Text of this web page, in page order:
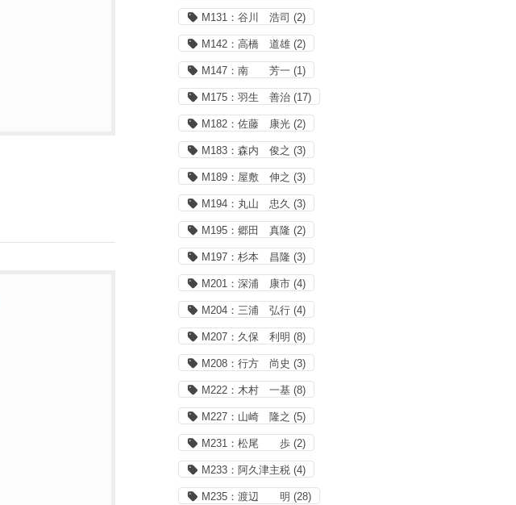
M131：谷川 浩司 (2)
M142：高橋 道雄 (2)
M147：南 芳一 (1)
M175：羽生 善治 (17)
M182：佐藤 康光 (2)
M183：森内 俊之 (3)
M189：屋敷 伸之 (3)
M194：丸山 忠久 (3)
M195：郷田 真隆 (2)
M197：杉本 昌隆 (3)
M201：深浦 康市 (4)
M204：三浦 弘行 (4)
M207：久保 利明 (8)
M208：行方 尚史 (3)
M222：木村 一基 (8)
M227：山崎 隆之 (5)
M231：松尾 歩 (2)
M233：阿久津主税 (4)
M235：渡辺 明 (28)